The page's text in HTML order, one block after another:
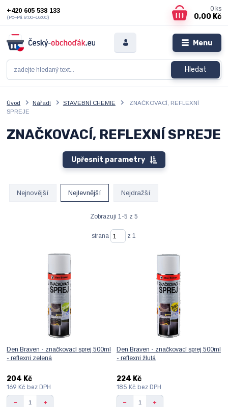
Menu
Hledat
+420 605 538 133
(Po–Pá 9:00–16:00)
0 ks
0,00 Kč
Úvod Nářadí STAVEBNÍ CHEMIE
ZNAČKOVACÍ, REFLEXNÍ
SPREJE
ZNAČKOVACÍ, REFLEXNÍ SPREJE
Upřesnit parametry
Nejnovější Nejlevnější Nejdražší
Zobrazuji 1-5 z 5
strana z 1
Den Braven - značkovací sprej 500ml
- reflexní zelená
204 Kč
169 Kč bez DPH
Den Braven - značkovací sprej 500ml
- reflexní žlutá
224 Kč
185 Kč bez DPH